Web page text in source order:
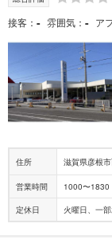
接客 - 雰囲気 - ア
住所 滋賀県彦根
営業時間 1000〜1830
定休日 火曜日、一